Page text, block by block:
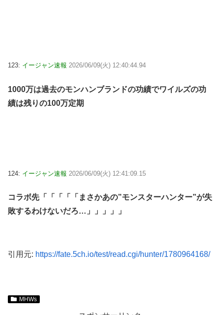
123: イージャン速報 2026/06/09(火) 12:40:44.94
1000万は過去のモンハンブランドの功績でワイルズの功
績は残りの100万定期
124: イージャン速報 2026/06/09(火) 12:41:09.15
コラボ先「「「「「まさかあの”モンスターハンター”が失
敗するわけないだろ…」」」」」
引用元: https://fate.5ch.io/test/read.cgi/hunter/1780964168/
MHWs